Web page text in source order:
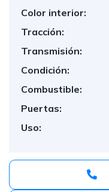
Color interior:
Tracción:
Transmisión:
Condición:
Combustible:
Puertas:
Uso: